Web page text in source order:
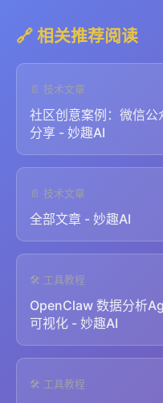
🔗 相关推荐阅读
📄 技术文章
社区创意案例：微信
分享 - 妙趣AI
📄 技术文章
全部文章 - 妙趣AI
🛠️ 工具教程
OpenClaw 数据分析
可视化 - 妙趣AI
🛠️ 工具教程